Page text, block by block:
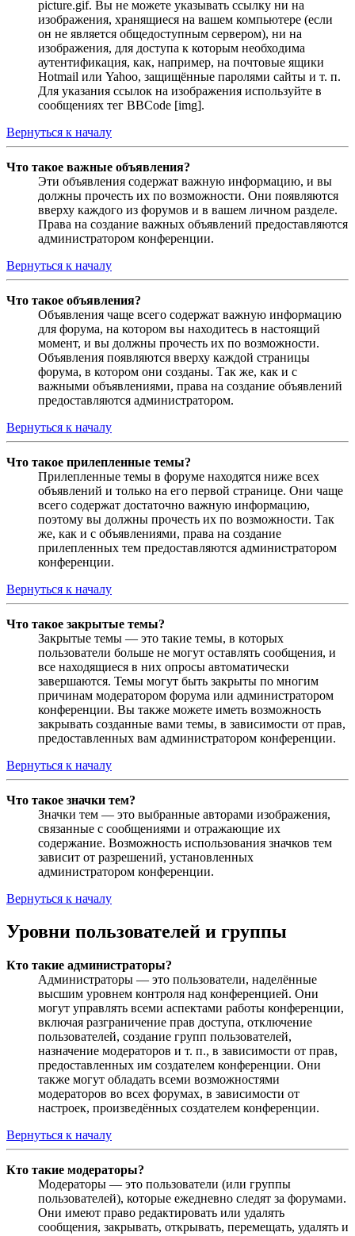
picture.gif. Вы не можете указывать ссылку ни на
изображения, хранящиеся на вашем компьютере (если
он не является общедоступным сервером), ни на
изображения, для доступа к которым необходима
аутентификация, как, например, на почтовые ящики
Hotmail или Yahoo, защищённые паролями сайты и т. п.
Для указания ссылок на изображения используйте в
сообщениях тег BBCode [img].
Вернуться к началу
Что такое важные объявления?
Эти объявления содержат важную информацию, и вы
должны прочесть их по возможности. Они появляются
вверху каждого из форумов и в вашем личном разделе.
Права на создание важных объявлений предоставляются
администратором конференции.
Вернуться к началу
Что такое объявления?
Объявления чаще всего содержат важную информацию
для форума, на котором вы находитесь в настоящий
момент, и вы должны прочесть их по возможности.
Объявления появляются вверху каждой страницы
форума, в котором они созданы. Так же, как и с
важными объявлениями, права на создание объявлений
предоставляются администратором.
Вернуться к началу
Что такое прилепленные темы?
Прилепленные темы в форуме находятся ниже всех
объявлений и только на его первой странице. Они чаще
всего содержат достаточно важную информацию,
поэтому вы должны прочесть их по возможности. Так
же, как и с объявлениями, права на создание
прилепленных тем предоставляются администратором
конференции.
Вернуться к началу
Что такое закрытые темы?
Закрытые темы — это такие темы, в которых
пользователи больше не могут оставлять сообщения, и
все находящиеся в них опросы автоматически
завершаются. Темы могут быть закрыты по многим
причинам модератором форума или администратором
конференции. Вы также можете иметь возможность
закрывать созданные вами темы, в зависимости от прав,
предоставленных вам администратором конференции.
Вернуться к началу
Что такое значки тем?
Значки тем — это выбранные авторами изображения,
связанные с сообщениями и отражающие их
содержание. Возможность использования значков тем
зависит от разрешений, установленных
администратором конференции.
Вернуться к началу
Уровни пользователей и группы
Кто такие администраторы?
Администраторы — это пользователи, наделённые
высшим уровнем контроля над конференцией. Они
могут управлять всеми аспектами работы конференции,
включая разграничение прав доступа, отключение
пользователей, создание групп пользователей,
назначение модераторов и т. п., в зависимости от прав,
предоставленных им создателем конференции. Они
также могут обладать всеми возможностями
модераторов во всех форумах, в зависимости от
настроек, произведённых создателем конференции.
Вернуться к началу
Кто такие модераторы?
Модераторы — это пользователи (или группы
пользователей), которые ежедневно следят за форумами.
Они имеют право редактировать или удалять
сообщения, закрывать, открывать, перемещать, удалять и